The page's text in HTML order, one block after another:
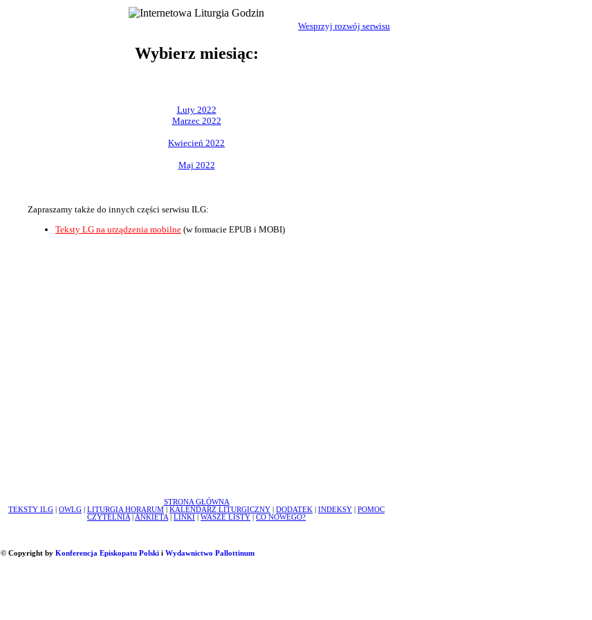
Wesprzyj rozwój serwisu
Wybierz miesiąc:
Luty 2022
Marzec 2022
Kwiecień 2022
Maj 2022
Zapraszamy także do innych części serwisu ILG:
Teksty LG na urządzenia mobilne (w formacie EPUB i MOBI)
STRONA GŁÓWNA
TEKSTY ILG
OWLG LITURGIA HORARUM KALENDARZ LITURGICZNY DODATEK INDEKSY
POMOC
CZYTELNIA
ANKIETA LINKI WASZE LISTY CO NOWEGO?
© Copyright by Konferencja Episkopatu Polskii Wydawnictwo Pallottinum